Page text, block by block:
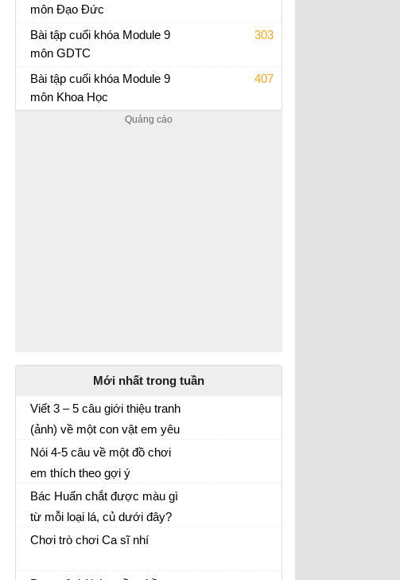
môn Đạo Đức
Bài tập cuối khóa Module 9 Tiểu Học
Bài tập cuối khóa Module 9
môn GDTC
303
Bài tập cuối khóa Module 9 Tiểu Học
Bài tập cuối khóa Module 9
môn Khoa Học
407
Bài tập cuối khóa Module 9 Tiểu Học
Mới nhất trong tuần
Viết 3 – 5 câu giới thiệu tranh
(ảnh) về một con vật em yêu
thích
Tập làm văn lớp 2
Nói 4-5 câu về một đồ chơi
em thích theo gợi ý
Bác Huấn chắt được màu gì
từ mỗi loại lá, củ dưới đây?
Chơi trò chơi Ca sĩ nhí